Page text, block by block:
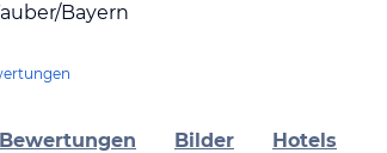
Bayern
Bewertungen Bilder Hotels